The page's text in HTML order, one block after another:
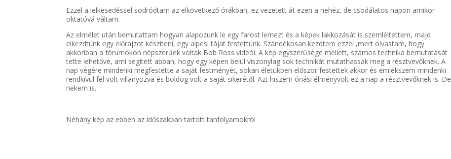
Ezzel a lelkesedéssel sodródtam az elkövetkező órákban, ez vezetett át ezen a nehéz, de csodálatos napon amikor
oktatóvá váltam.
Az elmélet után bemutattam hogyan alapozunk le egy farost lemezt és a képek lakkozását is szemléltettem, majd
elkezdtünk egy előrajzot készíteni, egy alpesi tájat festettünk. Szándékosan kezdtem ezzel ,mert olvastam, hogy
akkoriban a fórumokon népszerűek voltak Bob Ross videói. A kép egyszerűsége mellett, számos technika bemutatását
tette lehetővé, ami segített abban, hogy egy képen belül viszonylag sok technikát mutathassak meg a résztvevőknek. A
nap végére mindenki megfestette a saját festményét, sokan életükben először festettek akkor és emlékszem mindenki
rendkívül fel volt villanyozva és boldog volt a saját sikerétől. Azt hiszem óriási élményvolt ez a nap a résztvevőknek is. De
nekem is.
Néhány kép az ebben az időszakban tartott tanfolyamokról